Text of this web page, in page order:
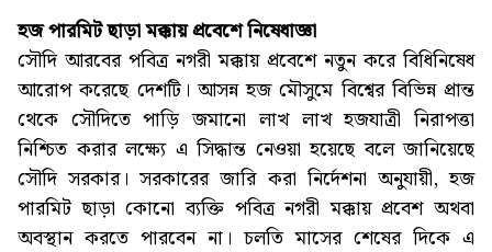
হজ পারমিট ছাড়া মক্কায় প্রবেশে নিষেধাজ্ঞা
সৌদি আরবের পবিত্র নগরী মক্কায় প্রবেশে নতুন করে বিধিনিষেধ
আরোপ করেছে দেশটি। আসন্ন হজ মৌসুমে বিশ্বের বিভিন্ন প্রান্ত
থেকে সৌদিতে পাড়ি জমানো লাখ লাখ হজযাত্রী নিরাপত্তা
নিশ্চিত করার লক্ষ্যে এ সিদ্ধান্ত নেওয়া হয়েছে বলে জানিয়েছে
সৌদি সরকার। সরকারের জারি করা নির্দেশনা অনুযায়ী, হজ
পারমিট ছাড়া কোনো ব্যক্তি পবিত্র নগরী মক্কায় প্রবেশ অথবা
অবস্থান করতে পারবেন না। চলতি মাসের শেষের দিকে এ